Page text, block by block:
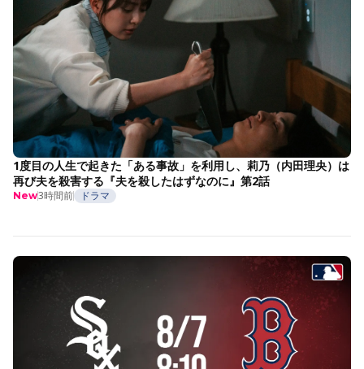
1度目の人生で起きた「ある事故」を利用し、莉乃（内田理央）は
再び夫を殺害する『夫を殺したはずなのに』第2話
New3時間前 ドラマ